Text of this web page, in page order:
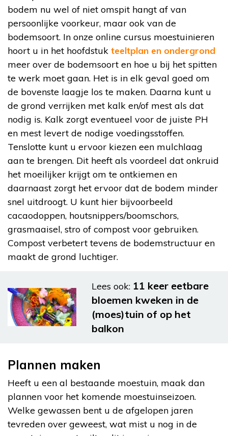
bodem nu wel of niet omspit hangt af van
persoonlijke voorkeur, maar ook van de
bodemsoort. In onze online cursus moestuinieren
hoort u in het hoofdstuk teeltplan en ondergrond
meer over de bodemsoort en hoe u bij het spitten
te werk moet gaan. Het is in elk geval goed om
de bovenste laagje los te maken. Daarna kunt u
de grond verrijken met kalk en/of mest als dat
nodig is. Kalk zorgt eventueel voor de juiste PH
en mest levert de nodige voedingsstoffen.
Tenslotte kunt u ervoor kiezen een mulchlaag
aan te brengen. Dit heeft als voordeel dat onkruid
het moeilijker krijgt om te ontkiemen en
daarnaast zorgt het ervoor dat de bodem minder
snel uitdroogt. U kunt hier bijvoorbeeld
cacaodoppen, houtsnippers/boomschors,
grasmaaisel, stro of compost voor gebruiken.
Compost verbetert tevens de bodemstructuur en
maakt de grond luchtiger.
Lees ook: 11 keer eetbare
bloemen kweken in de
(moes)tuin of op het
balkon
Plannen maken
Heeft u een al bestaande moestuin, maak dan
plannen voor het komende moestuinseizoen.
Welke gewassen bent u de afgelopen jaren
tevreden over geweest, wat mist u nog in de